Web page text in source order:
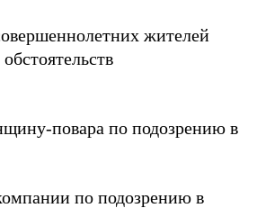
жителей
повара по подозрению в
по подозрению в